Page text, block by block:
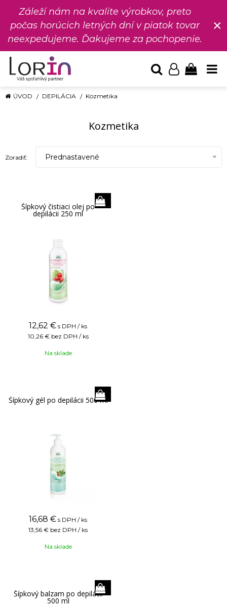
Záleží nám na kvalite výrobkov, preto
počas horúcich letných dní v piatok tovar
neexpedujeme. Ďakujeme za pochopenie.
×
ÚVOD DEPILÁCIA Kozmetika
Kozmetika
Zoradiť: Prednastavené
Šípkový čistiaci olej po
depilácii 250 ml
12,62 € s DPH / ks
10,26 € bez DPH / ks
Na sklade
Šípkový gél po depilácii 500 ml
16,68 € s DPH / ks
13,56 € bez DPH / ks
Na sklade
Šípkový balzam po depilácii
500 ml